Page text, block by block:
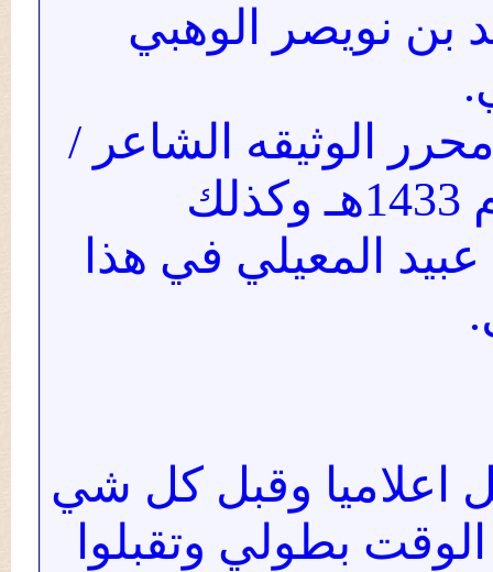
نويصر الوهبي
الوثيقه الشاعر /
المعيلي في هذا
وقبل كل شي
بطولي وتقبلوا